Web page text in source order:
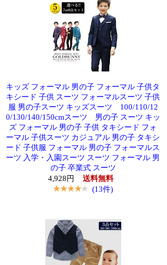
キッズ フォーマル 男の子 フォーマル 子供タ
キシード 子供 スーツ フォーマルスーツ 子供
服 男の子スーツ キッズスーツ 100/110/12
0/130/140/150cmスーツ 男の子 スーツ キッ
ズ フォーマル 男の子 子供 タキシード フォ
ーマル 子供スーツ カジュアル 男の子 タキシ
ード 子供服 フォーマル 男の子 フォーマルス
ーツ 入学・入園スーツ スーツ フォーマル 男
の子 卒業式 スーツ
4,928円
送料無料
(13件)